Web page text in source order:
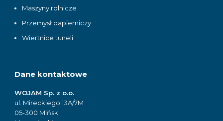
Maszyny rolnicze
Przemysł papierniczy
Wiertnice tuneli
Dane kontaktowe
WOJAM Sp. z o.o.
ul. Mireckiego 13A/7M
05-300 Mińsk